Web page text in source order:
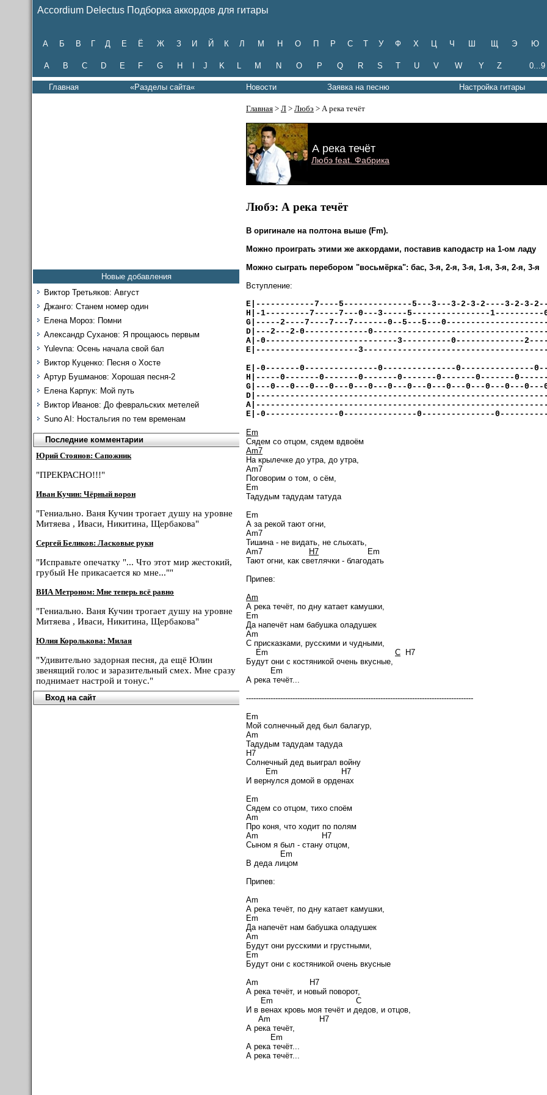
Accordium Delectus Подборка аккордов для гитары
А Б В Г Д Е Ё Ж З И Й К Л М Н О П Р С Т У Ф Х Ц Ч Ш Щ Э Ю
A B C D E F G H J K L M N O P Q R S T U V W Y Z 0...9
Главная «Разделы сайта« Новости Заявка на песню Настройка гитары
Новые добавления
Виктор Третьяков: Август
Джанго: Станем номер один
Елена Мороз: Помни
Александр Суханов: Я прощаюсь первым
Yulevna: Осень начала свой бал
Виктор Куценко: Песня о Хосте
Артур Бушманов: Хорошая песня-2
Елена Карпук: Мой путь
Виктор Иванов: До февральских метелей
Suno AI: Ностальгия по тем временам
Последние комментарии
Юрий Стоянов: Сапожник
"ПРЕКРАСНО!!!"
Иван Кучин: Чёрный ворон
"Гениально. Ваня Кучин трогает душу на уровне
Митяева , Иваси, Никитина, Щербакова"
Сергей Беликов: Ласковые руки
"Исправьте опечатку "... Что этот мир жестокий,
грубый Не прикасается ко мне...""
ВИА Метроном: Мне теперь всё равно
"Гениально. Ваня Кучин трогает душу на уровне
Митяева , Иваси, Никитина, Щербакова"
Юлия Королькова: Милая
"Удивительно задорная песня, да ещё Юлин
звенящий голос и заразительный смех. Мне сразу
поднимает настрой и тонус."
Вход на сайт
Главная > Л > Любэ > А река течёт
А река течёт
Любэ feat. Фабрика
Любэ: А река течёт
В оригинале на полтона выше (Fm).
Можно проиграть этими же аккордами, поставив каподастр на 1-ом ладу
Можно сыграть перебором "восьмёрка": бас, 3-я, 2-я, 3-я, 1-я, 3-я, 2-я, 3-я
Вступление:
E |------------7----5--------------5---3---3-2-3-2----3-2-3-
H |-1---------7-----7---0---3-----5----------------1----------
G |-----2----7----7---7-------0--5---5---
D |---2---2-0-------------
A |-0---------------------------3----------0--------------
E |---------------------
E |-0-------0---------------0---------------0---------------
H |-----0-------0-------0-------0-------0-------0-------
G |---0---0---0---0---0---0---0---0---0---0---0---0---0---0---
D
A
E |-0---------------0---------------0---------------
Em
Сядем со отцом, сядем вдвоём
Am7
На крылечке до утра, до утра,
Am7
Поговорим о том, о сём,
Em
Тадудым тадудам татуда
Em
А за рекой тают огни,
Am7
Тишина - не видать, не слыхать,
Am7 H7 Em
Тают огни, как светлячки - благодать
Припев:
Am
А река течёт, по дну катает камушки,
Em
Да напечёт нам бабушка оладушек
Am
С присказками, русскими и чудными,
Em C H7
Будут они с костяникой очень вкусные,
Em
А река течёт...
---------------------------------------------------------------------------------------------
Em
Мой солнечный дед был балагур,
Am
Тадудым тадудам тадуда
H7
Солнечный дед выиграл войну
Em H7
И вернулся домой в орденах
Em
Сядем со отцом, тихо споём
Am
Про коня, что ходит по полям
Am H7
Сыном я был - стану отцом,
Em
В деда лицом
Припев:
Am
А река течёт, по дну катает камушки,
Em
Да напечёт нам бабушка оладушек
Am
Будут они русскими и грустными,
Em
Будут они с костяникой очень вкусные
Am H7
А река течёт, и новый поворот,
Em C
И в венах кровь моя течёт и дедов, и отцов,
Am H7
А река течёт,
Em
А река течёт...
А река течёт...